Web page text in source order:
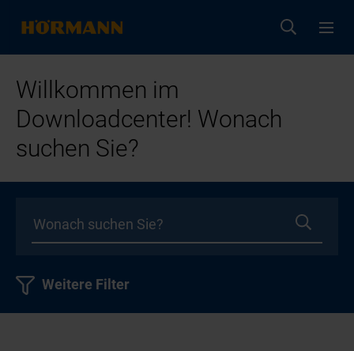
Willkommen im
Downloadcenter! Wonach
suchen Sie?
Weitere Filter